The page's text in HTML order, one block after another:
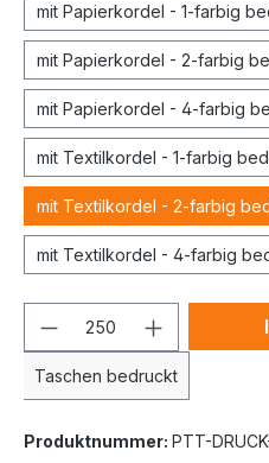
mit Papierkordel - 1-farbig
mit Papierkordel - 2-farbig
mit Papierkordel - 4-farbig
mit Textilkordel - 1-farbig
mit Textilkordel - 2-farbig
mit Textilkordel - 4-farbig
Taschen bedruckt
Produktnummer: PTT-